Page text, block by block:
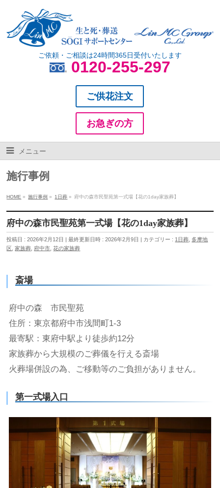
ご依頼・ご相談は24時間365日受付いたします
0120-255-297
ご供花注文
お急ぎの方
メニュー
施行事例
HOME » 施行事例 » 1日葬 » 府中の森市民聖苑第一式場【花の1day家族葬】
府中の森市民聖苑第一式場【花の1day家族葬】
投稿日 : 2026年2月12日 最終更新日時 : 2026年2月9日 カテゴリー : 1日葬, 多摩地
区 ,家族葬, 府中市,花の家族葬
斎場
府中の森 市民聖苑
住所：東京都府中市浅間町1-3
最寄駅：東府中駅より徒歩約12分
家族葬から大規模のご葬儀を行える斎場
火葬場併設の為、ご移動等のご負担がありません。
第一式場入口